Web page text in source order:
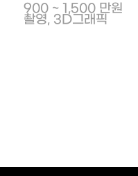
900 ~ 1,500 만원
촬영, 3D그래픽